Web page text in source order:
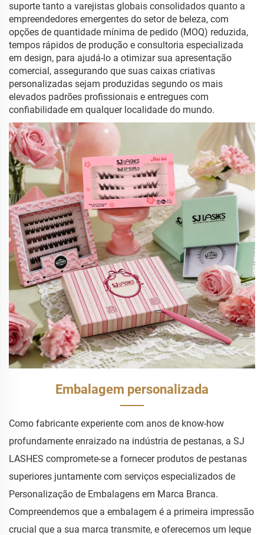
suporte tanto a varejistas globais consolidados quanto a
empreendedores emergentes do setor de beleza, com
opções de quantidade mínima de pedido (MOQ) reduzida,
tempos rápidos de produção e consultoria especializada
em design, para ajudá-lo a otimizar sua apresentação
comercial, assegurando que suas caixas criativas
personalizadas sejam produzidas segundo os mais
elevados padrões profissionais e entregues com
confiabilidade em qualquer localidade do mundo.
Embalagem personalizada
Como fabricante experiente com anos de know-how
profundamente enraizado na indústria de pestanas, a SJ
LASHES compromete-se a fornecer produtos de pestanas
superiores juntamente com serviços especializados de
Personalização de Embalagens em Marca Branca.
Compreendemos que a embalagem é a primeira impressão
crucial que a sua marca transmite, e oferecemos um leque